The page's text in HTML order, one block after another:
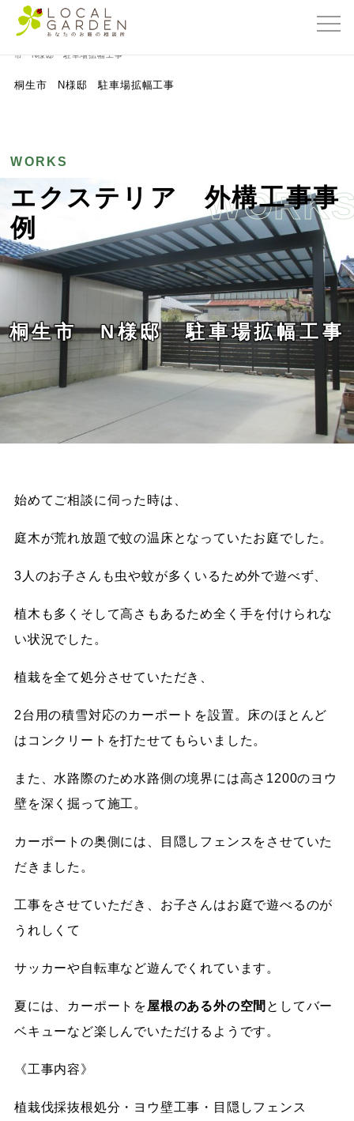
群馬県前橋市の外構・エクステリア専門店ローカルガーデン
市 N様邸 駐車場拡幅工事
桐生市 N様邸 駐車場拡幅工事
WORKS
エクステリア 外構工事事
例
桐生市 N様邸 駐車場拡幅工事
始めてご相談に伺った時は、
庭木が荒れ放題で蚊の温床となっていたお庭でした。
3人のお子さんも虫や蚊が多くいるため外で遊べず、
植木も多くそして高さもあるため全く手を付けられな
い状況でした。
植栽を全て処分させていただき、
2台用の積雪対応のカーポートを設置。床のほとんど
はコンクリートを打たせてもらいました。
また、水路際のため水路側の境界には高さ1200のヨウ
壁を深く掘って施工。
カーポートの奥側には、目隠しフェンスをさせていた
だきました。
工事をさせていただき、お子さんはお庭で遊べるのが
うれしくて
サッカーや自転車など遊んでくれています。
夏には、カーポートを屋根のある外の空間 としてバー
ベキューなど楽しんでいただけるようです。
《工事内容》
植栽伐採抜根処分・ヨウ壁工事・目隠しフェンス